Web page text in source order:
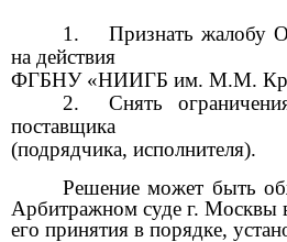
1.
Признать жалобу
на действия
ФГБНУ «НИИГБ им. М.М.
2.
Снять
поставщика
(подрядчика, исполнителя).
Решение может быть
Арбитражном суде г. Москвы
его принятия в порядке,